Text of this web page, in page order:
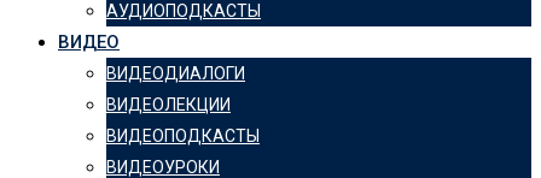
АУДИОПОДКАСТЫ
ВИДЕО
ВИДЕОДИАЛОГИ
ВИДЕОЛЕКЦИИ
ВИДЕОПОДКАСТЫ
ВИДЕОУРОКИ